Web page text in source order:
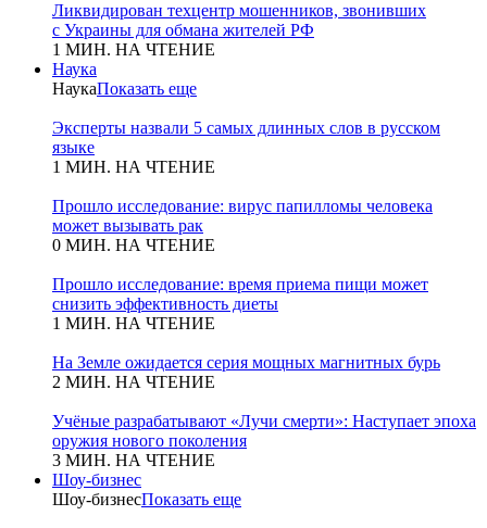
Ликвидирован техцентр мошенников, звонивших
с Украины для обмана жителей РФ
1 МИН. НА ЧТЕНИЕ
Наука
НаукаПоказать еще
Эксперты назвали 5 самых длинных слов в русском
языке
1 МИН. НА ЧТЕНИЕ
Прошло исследование: вирус папилломы человека
может вызывать рак
0 МИН. НА ЧТЕНИЕ
Прошло исследование: время приема пищи может
снизить эффективность диеты
1 МИН. НА ЧТЕНИЕ
На Земле ожидается серия мощных магнитных бурь
2 МИН. НА ЧТЕНИЕ
Учёные разрабатывают «Лучи смерти»: Наступает эпоха
оружия нового поколения
3 МИН. НА ЧТЕНИЕ
Шоу-бизнес
Шоу-бизнесПоказать еще